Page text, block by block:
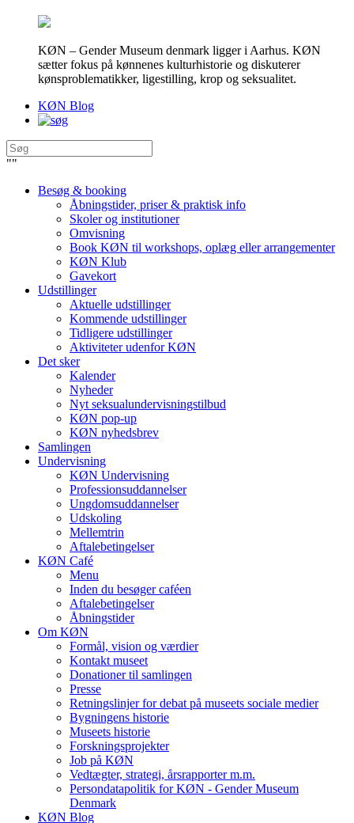
KØN – Gender Museum denmark ligger i Aarhus. KØN
sætter fokus på kønnenes kulturhistorie og diskuterer
kønsproblematikker, ligestilling, krop og seksualitet.
KØN Blog
""
Besøg & booking
Åbningstider, priser & praktisk info
Skoler og institutioner
Omvisning
Book KØN til workshops, oplæg eller arrangementer
KØN Klub
Gavekort
Udstillinger
Aktuelle udstillinger
Kommende udstillinger
Tidligere udstillinger
Aktiviteter udenfor KØN
Det sker
Kalender
Nyheder
Nyt seksualundervisningstilbud
KØN pop-up
KØN nyhedsbrev
Samlingen
Undervisning
KØN Undervisning
Professionsuddannelser
Ungdomsuddannelser
Udskoling
Mellemtrin
Aftalebetingelser
KØN Café
Menu
Inden du besøger caféen
Aftalebetingelser
Åbningstider
Om KØN
Formål, vision og værdier
Kontakt museet
Donationer til samlingen
Presse
Retningslinjer for debat på museets sociale medier
Bygningens historie
Museets historie
Forskningsprojekter
Job på KØN
Vedtægter, strategi, årsrapporter m.m.
Persondatapolitik for KØN - Gender Museum
Denmark
KØN Blog